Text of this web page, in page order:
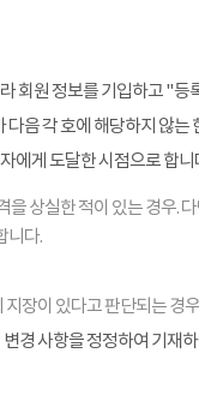
회원 정보를 기입하고 "
음 각 호에 해당하지 않는
에게 도달한 시점으로 합니
상실한 적이 있는 경우.
니다.
장이 있다고 판단되는 경우
경 사항을 정정하여 기재